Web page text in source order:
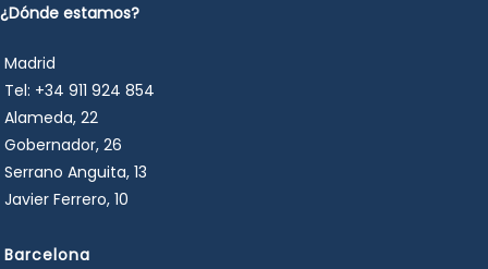
¿Dónde estamos?
Madrid
Tel: +34 911 924 854
Alameda, 22
Gobernador, 26
Serrano Anguita, 13
Javier Ferrero, 10
Barcelona